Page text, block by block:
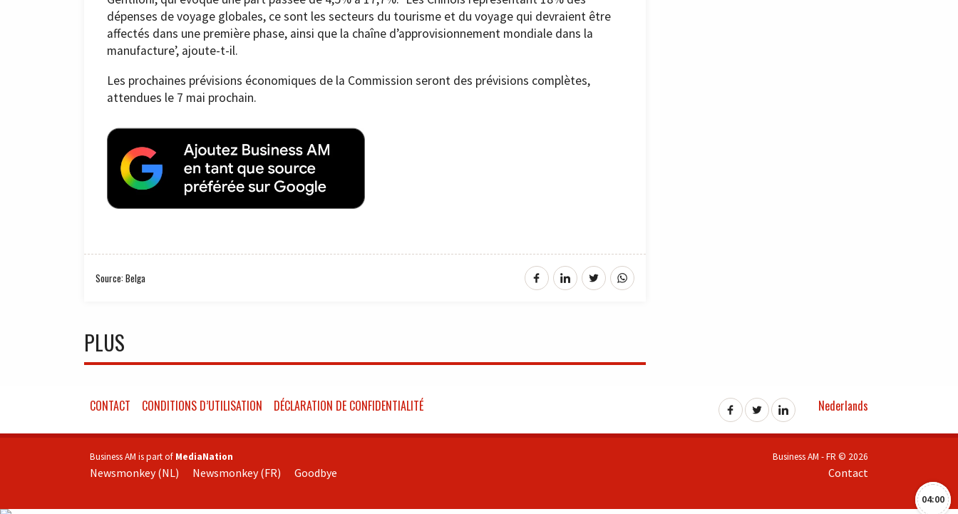
dépenses de voyage globales, ce sont les secteurs du tourisme et du voyage qui devraient être
affectés dans une première phase, ainsi que la chaîne d’approvisionnement mondiale dans la
manufacture’, ajoute-t-il.
Les prochaines prévisions économiques de la Commission seront des prévisions complètes,
attendues le 7 mai prochain.
Source: Belga
PLUS
04:00
CONTACT CONDITIONS D’UTILISATION DÉCLARATION DE CONFIDENTIALITÉ Nederlands
Business AM is part of MediaNation
Newsmonkey (NL) Newsmonkey (FR) Goodbye
Business AM - FR © 2026
Contact